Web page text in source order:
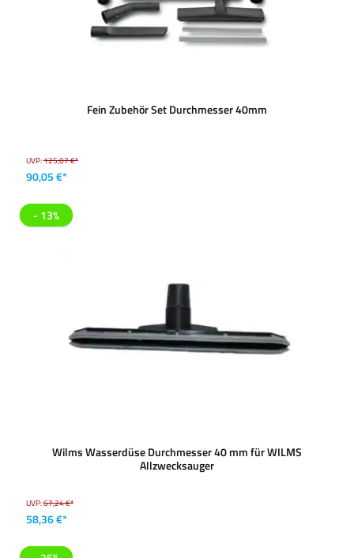
Fein Zubehör Set Durchmesser 40mm
UVP:125,07 €*
90,05 €*
- 13%
Wilms Wasserdüse Durchmesser 40 mm für WILMS
Allzwecksauger
UVP:67,24 €*
58,36 €*